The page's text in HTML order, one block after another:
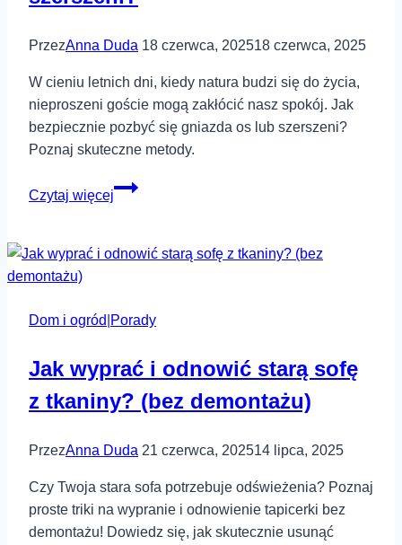
PrzezAnna Duda 18 czerwca, 202518 czerwca, 2025
W cieniu letnich dni, kiedy natura budzi się do życia,
nieproszeni goście mogą zakłócić nasz spokój. Jak
bezpiecznie pozbyć się gniazda os lub szerszeni?
Poznaj skuteczne metody.
Czytaj więcej
Jak
gniazda
szerszeni?
Dom i ogród Porady
Jak wyprać i odnowić starą sofę
z tkaniny? (bez demontażu)
PrzezAnna Duda 21 czerwca, 202514 lipca, 2025
Czy Twoja stara sofa potrzebuje odświeżenia? Poznaj
proste triki na wypranie i odnowienie tapicerki bez
demontażu! Dowiedz się, jak skutecznie usunąć